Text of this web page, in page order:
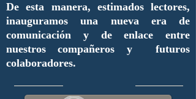
De esta manera, estimados lectores,
inauguramos una nueva era de
comunicación y de enlace entre
nuestros compañeros y futuros
colaboradores.